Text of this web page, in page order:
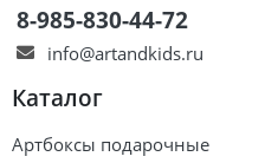
8-985-830-44-72
info@artandkids.ru
Каталог
Артбоксы подарочные